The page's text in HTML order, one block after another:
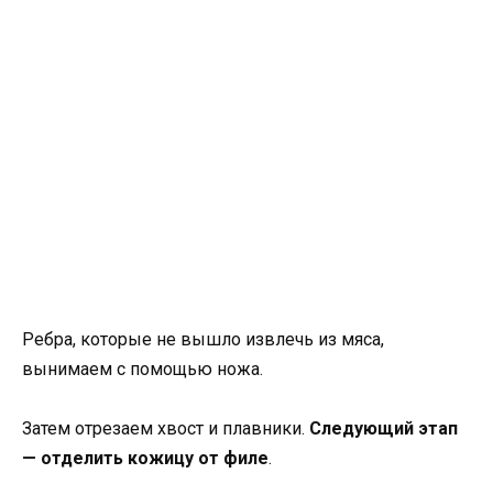
Ребра, которые не вышло извлечь из мяса,
вынимаем с помощью ножа.
Затем отрезаем хвост и плавники. Следующий этап
— отделить кожицу от филе.